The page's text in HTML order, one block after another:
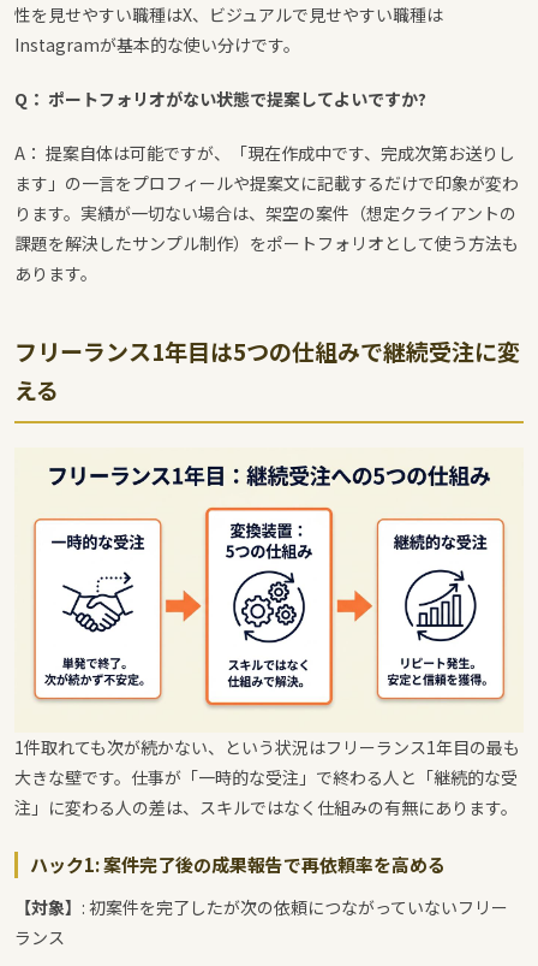
性を見せやすい職種はX、ビジュアルで見せやすい職種は
Instagramが基本的な使い分けです。
Q： ポートフォリオがない状態で提案してよいですか?
A： 提案自体は可能ですが、「現在作成中です、完成次第お送りし
ます」の一言をプロフィールや提案文に記載するだけで印象が変わ
ります。実績が一切ない場合は、架空の案件（想定クライアントの
課題を解決したサンプル制作）をポートフォリオとして使う方法も
あります。
フリーランス1年目は5つの仕組みで継続受注に変
える
1件取れても次が続かない、という状況はフリーランス1年目の最も
大きな壁です。仕事が「一時的な受注」で終わる人と「継続的な受
注」に変わる人の差は、スキルではなく仕組みの有無にあります。
ハック1: 案件完了後の成果報告で再依頼率を高める
【対象】 : 初案件を完了したが次の依頼につながっていないフリー
ランス